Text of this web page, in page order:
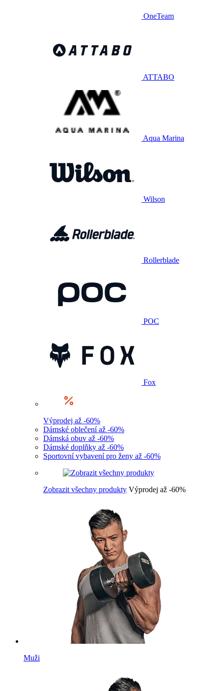
OneTeam
ATTABO
Aqua Marina
Wilson
Rollerblade
POC
Fox
Výprodej až -60%
Dámské oblečení až -60%
Dámská obuv až -60%
Dámské doplňky až -60%
Sportovní vybavení pro ženy až -60%
Zobrazit všechny produkty Výprodej až -60%
Muži